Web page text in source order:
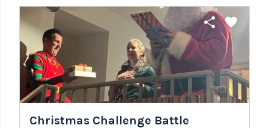
share favorite
Christmas Challenge Battle